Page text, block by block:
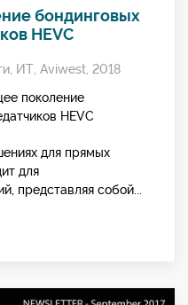
бондинговых
HEVC
, ИТ, Aviwest, 2018
поколение
HEVC
для прямых
для
представляя собой...